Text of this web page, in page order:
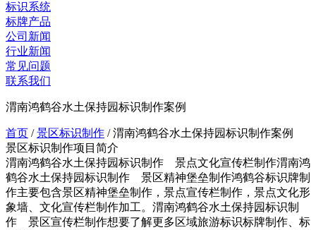
标识系统
标牌产品
公司新闻
行业新闻
常见问题
联系我们
渭南鸿鹤谷水土保持园标识制作案例
首页 / 景区标识制作 /渭南鸿鹤谷水土保持园标识制作案例
景区标识制作项目简介
渭南鸿鹤谷水土保持园标识制作 景点文化宣传栏制作渭南鸿
鹤谷水土保持园标识制作 景区精神堡垒制作鸿鹤谷标识牌制
作主要包含景区精神堡垒制作，景点宣传栏制作，景点文化形
象墙、文化宣传栏制作加工。渭南鸿鹤谷水土保持园标识制
作 景区宣传栏制作想要了解更多区域旅游标识标牌制作、标